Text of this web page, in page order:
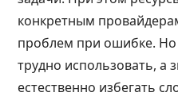
конкретным
проблем при ошибке. Но
трудно использовать, а
естественно избегать